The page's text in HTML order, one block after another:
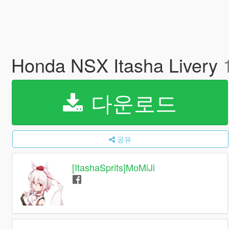
Honda NSX Itasha Livery
다운로드
공유
[ItashaSprits]MoMiJi